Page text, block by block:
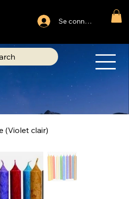
Se connecter
(Violet clair)